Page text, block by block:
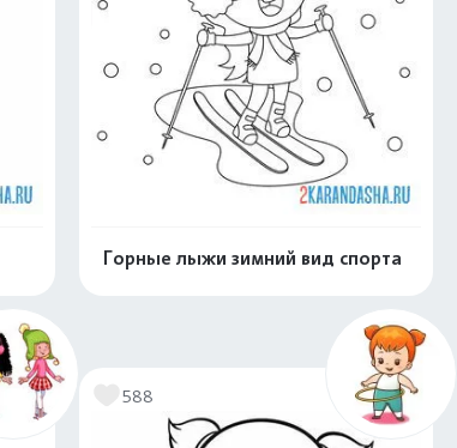
Горные лыжи зимний вид спорта
588